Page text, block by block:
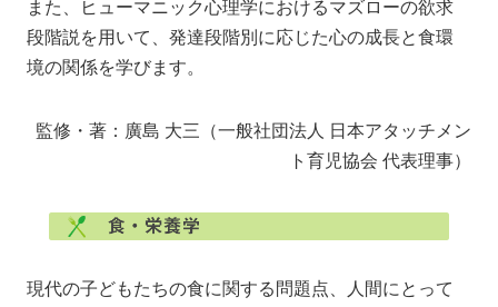
また、ヒューマニック心理学におけるマズローの欲求
段階説を用いて、発達段階別に応じた心の成長と食環
境の関係を学びます。
監修・著：廣島 大三（一般社団法人 日本アタッチメン
ト育児協会 代表理事）
現代の子どもたちの食に関する問題点、人間にとって